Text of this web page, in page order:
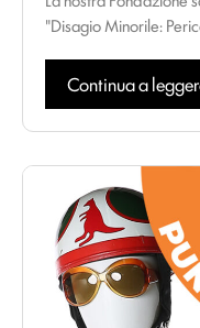
"Disagio Minorile:
Continua a